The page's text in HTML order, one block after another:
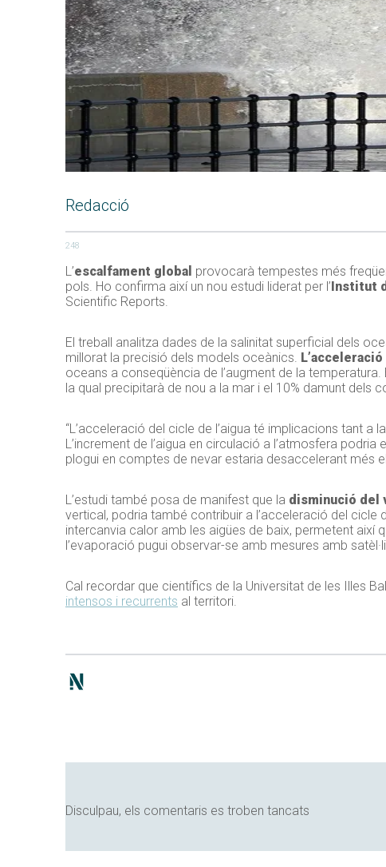
Redacció
248
L’escalfament global provocarà tempestes més
pols. Ho confirma així un nou estudi liderat per l’ Institut
Scientific Reports.
El treball analitza dades de la salinitat superficial dels
millorat la precisió dels models oceànics.
oceans a conseqüència de l’augment de la
la qual precipitarà de nou a la mar i el 10% damunt dels
“L’acceleració del cicle de l’aigua té implicacions tant a
L’increment de l’aigua en circulació a l’atmosfera podria
plogui en comptes de nevar estaria desaccelerant més
L’estudi també posa de manifest que la disminució del
vertical, podria també contribuir a l’acceleració del cicle
intercanvia calor amb les aigües de baix, permetent així
l’evaporació pugui observar-se amb mesures amb
Cal recordar que científics de la Universitat de les Illes
intensos i recurrents al territori.
Disculpau, els comentaris es troben tancats